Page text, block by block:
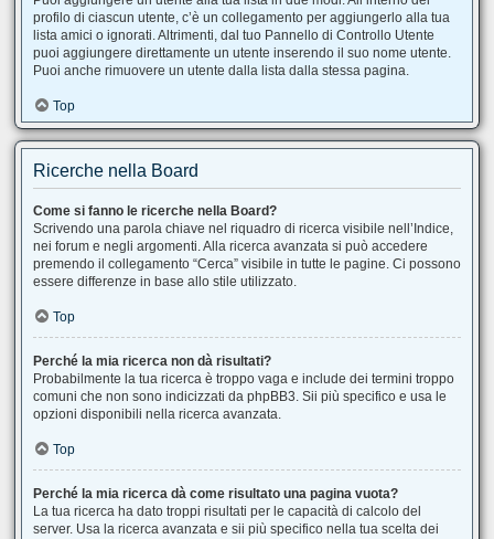
profilo di ciascun utente, c’è un collegamento per aggiungerlo alla tua
lista amici o ignorati. Altrimenti, dal tuo Pannello di Controllo Utente
puoi aggiungere direttamente un utente inserendo il suo nome utente.
Puoi anche rimuovere un utente dalla lista dalla stessa pagina.
Top
Ricerche nella Board
Come si fanno le ricerche nella Board?
Scrivendo una parola chiave nel riquadro di ricerca visibile nell’Indice,
nei forum e negli argomenti. Alla ricerca avanzata si può accedere
premendo il collegamento “Cerca” visibile in tutte le pagine. Ci possono
essere differenze in base allo stile utilizzato.
Top
Perché la mia ricerca non dà risultati?
Probabilmente la tua ricerca è troppo vaga e include dei termini troppo
comuni che non sono indicizzati da phpBB3. Sii più specifico e usa le
opzioni disponibili nella ricerca avanzata.
Top
Perché la mia ricerca dà come risultato una pagina vuota?
La tua ricerca ha dato troppi risultati per le capacità di calcolo del
server. Usa la ricerca avanzata e sii più specifico nella tua scelta dei